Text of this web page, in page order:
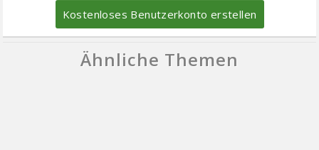
Kostenloses Benutzerkonto erstellen
Ähnliche Themen